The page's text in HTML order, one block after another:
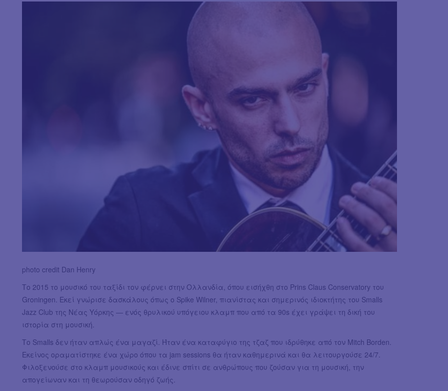
photo credit Dan Henry
Το 2015 το μουσικό του ταξίδι τον φέρνει στην Ολλανδία, όπου εισήχθη στο Prins Claus Conservatory του
Groningen. Εκεί γνώρισε δασκάλους όπως ο Spike Wilner, πιανίστας και σημερινός ιδιοκτήτης του Smalls
Jazz Club της Νέας Υόρκης — ενός θρυλικού υπόγειου κλαμπ που από τα 90s έχει γράψει τη δική του
ιστορία στη μουσική.
Το Smalls δεν ήταν απλώς ένα μαγαζί. Ήταν ένα καταφύγιο της τζαζ που ιδρύθηκε από τον Mitch Borden.
Εκείνος οραματίστηκε ένα χώρο όπου τα jam sessions θα ήταν καθημερινά και θα λειτουργούσε 24/7.
Φιλοξενούσε στο κλαμπ μουσικούς και έδινε σπίτι σε ανθρώπους που ζούσαν για τη μουσική, την
απογείωναν και τη θεωρούσαν οδηγό ζωής.